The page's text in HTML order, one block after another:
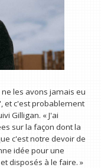
les avons jamais eu
et c'est probablement
Gilligan. « J'ai
sur la façon dont la
c'est notre devoir de
idée pour une
disposés à le faire. »